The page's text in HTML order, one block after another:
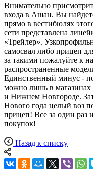
Внимательно
входа в Ашан. Вы
прямо в вестибюлях
сети представлена
«Трейлер».
самосвал либо прицеп
за такими пожалуйте к
распространенные
Единственный минус -
можно лишь в
и Нижнем Новгороде.
Нового года целый воз
прицеп! Все за один раз
покупок!
Назад к списку